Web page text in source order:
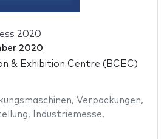
2020
2020
& Exhibition Centre (BCEC)
, Verpackungen,
, Industriemesse,